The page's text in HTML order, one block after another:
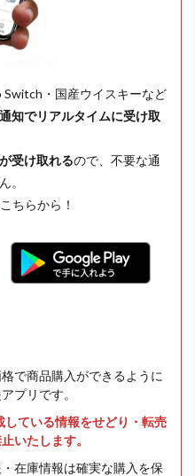
・国産ウイスキーなど
知でリアルタイムに受け取
受け取れるので、不要な通
。
ちらから！
で商品購入ができるように
プリです。
ている情報をせどり・転売
いたします。
在庫情報は確実な購入を保